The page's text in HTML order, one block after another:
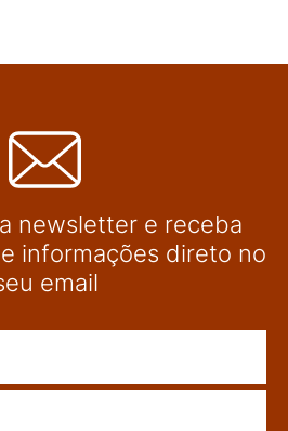
newsletter e receba
informações direto no
email